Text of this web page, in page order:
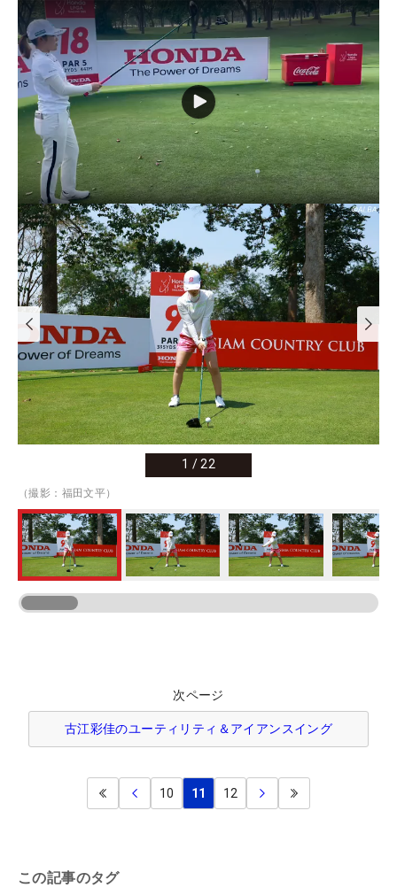
1 /22
（撮影：福田文平）
次ページ
古江彩佳のユーティリティ＆アイアンスイング
10 11 12
この記事のタグ